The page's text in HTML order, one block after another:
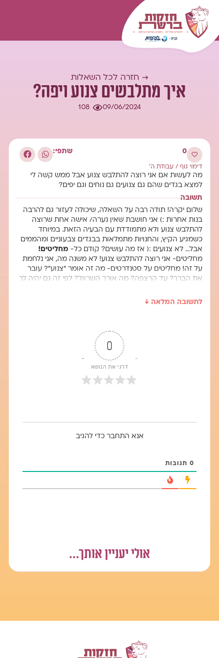
התחברות
→ חזרה לכל השאלות
איך מתלבשים צנוע ויפה?
09/06/2024
108
0 שתפי:
דימוי גוף /עבודת ה'
מה לעשות אם אני רוצה להתלבש צנוע אבל ממש קשה לי
למצא בגדים שהם גם צנועים גם נוחים וגם יפים?
תשובה
שלום יקרה! תודה רבה על השאלה, שיכולה לעזור גם להרבה
בנות אחרות :) אני חושבת שאין נערה/ אישה אחת שרוצה
להתלבש צנוע ולא מתמודדת עם הבעיה הזאת. במיוחד
כשמגיע הקיץ, והחנויות מתמלאות בבגדים צבעוניים ומהממים
אבל… לא צנועים :( אז מה עושים? קודם כל- מחליטים!
מחליטים- אני רוצה להתלבש צנוע! לא משנה מה, אני נלחמת
על זה! מחליטים על סטנדרטים- מה זה אומר "צנוע"? עובר
את הברך? עד הרצפה? מה אורך השרוול? לפי זה גם יהיה לך
לחלק הפרקטי- לחפש בגדים. יש הרבה חנויות בארץ שידוע
מחו"ל אז גם בשיין וגם בעלי אקספרס יש בגדים שלא
מתפשרים על צניעות במחירים מעולים. חוץ מזה, את יכולה
להסתכל על בנות שמתלבשות בצניעות ובטעם שאת אוהבת
ופשוט לשאול אותן מאיפה הבגדים שלהן :) בקיצור- הכל
מתחיל בהחלטה שלך, וברגע שאת שם- הדלת נפתחת בפנייך
לתשובה המלאה ↓
0
דרגי את הנושא
אנא התחבר כדי להגיב
0תגובות
אולי יעניין אותך...